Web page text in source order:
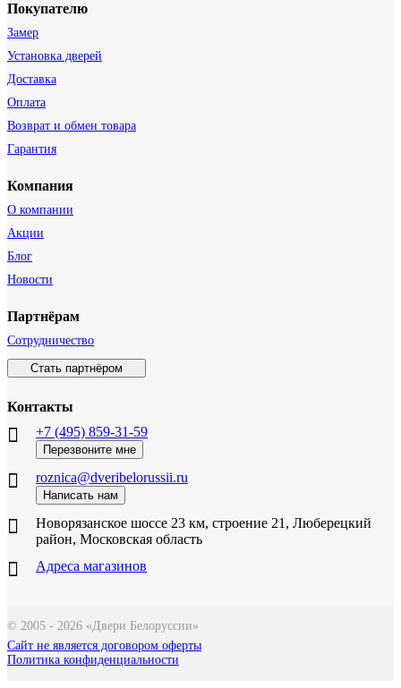
Покупателю
Замер
Установка дверей
Доставка
Оплата
Возврат и обмен товара
Гарантия
Компания
О компании
Акции
Блог
Новости
Партнёрам
Сотрудничество
Стать партнёром
Контакты
+7 (495) 859-31-59
Перезвоните мне
roznica@dveribelorussii.ru
Написать нам
Новорязанское шоссе 23 км, строение 21, Люберецкий
район, Московская область
Адреса магазинов
© 2005 - 2026 «Двери Белоруссии»
Сайт не является договором оферты
Политика конфиденциальности